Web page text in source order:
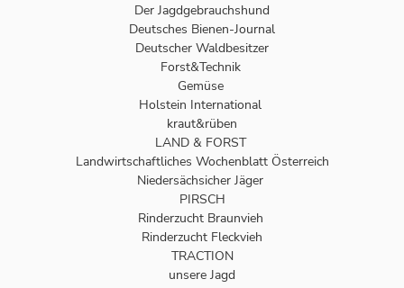
Der Jagdgebrauchshund
Deutsches Bienen-Journal
Deutscher Waldbesitzer
Forst&Technik
Gemüse
Holstein International
kraut&rüben
LAND & FORST
Landwirtschaftliches Wochenblatt Österreich
Niedersächsicher Jäger
PIRSCH
Rinderzucht Braunvieh
Rinderzucht Fleckvieh
TRACTION
unsere Jagd